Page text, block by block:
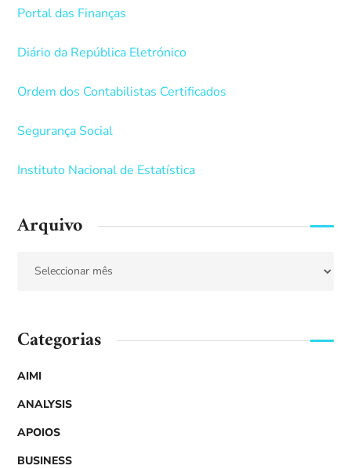
Portal das Finanças
Diário da República Eletrónico
Ordem dos Contabilistas Certificados
Segurança Social
Instituto Nacional de Estatística
Arquivo
Categorias
AIMI
ANALYSIS
APOIOS
BUSINESS